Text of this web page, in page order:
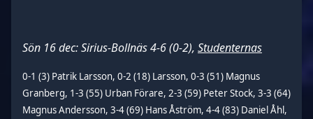
Sön 16 dec: Sirius-Bollnäs 4-6 (0-2), Studenternas
0-1 (3) Patrik Larsson, 0-2 (18) Larsson, 0-3 (51) Magnus
Granberg, 1-3 (55) Urban Förare, 2-3 (59) Peter Stock, 3-3 (64)
Magnus Andersson, 3-4 (69) Hans Åström, 4-4 (83) Daniel Åhl,